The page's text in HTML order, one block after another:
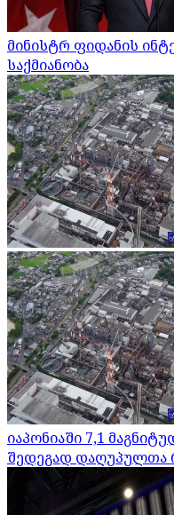
მინისტრ ფიდანის
საქმიანობა
იაპონიაში 7,1
შედეგად დაღუპულთა